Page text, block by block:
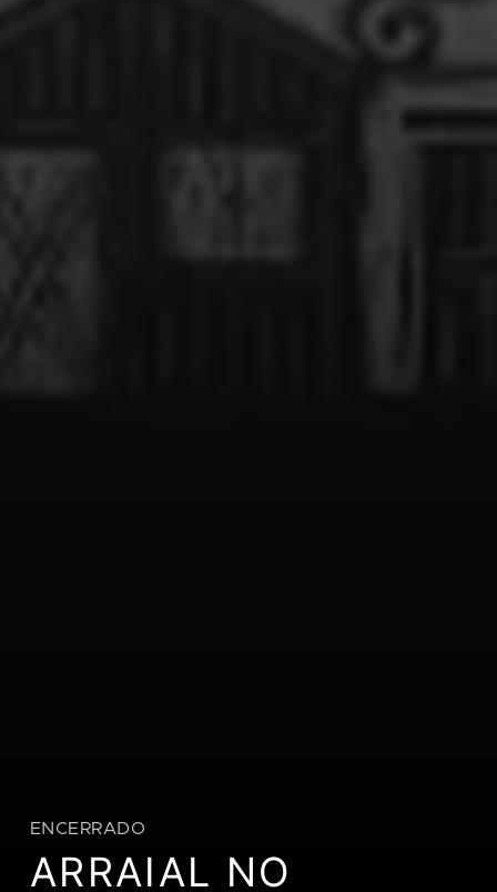
ENCERRADO
ARRAIAL NO